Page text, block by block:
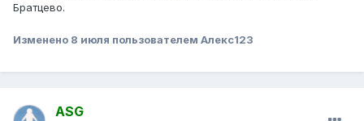
Братцево.
Изменено 8 июля пользователем Алекс123
ASG